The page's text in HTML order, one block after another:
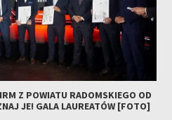
Z POWIATU RADOMSKIEGO OD
JE! GALA LAUREATÓW [FOTO]